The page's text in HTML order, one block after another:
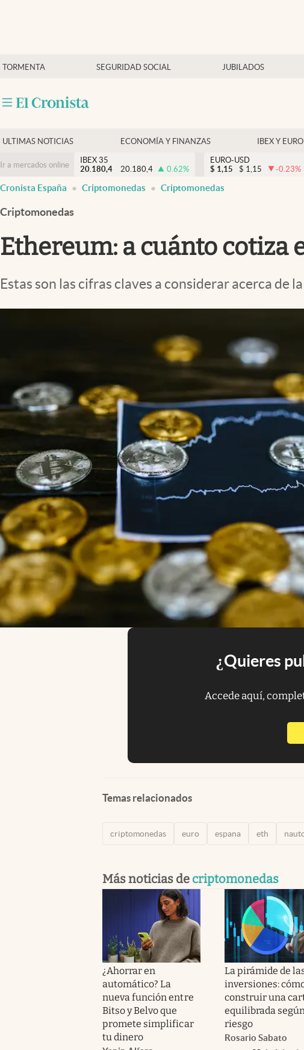
TORMENTA SEGURIDAD SOCIAL JUBILADOS
Economía y finanzas
Criptomonedas
ULTIMAS NOTICIAS ECONOMÍA Y FINANZAS IBEX Y EURO
Ir a mercados online
IBEX 35
20.180,4
20.180,4 0.62%
EURO-USD
$ 1,15 $ 1,15 -0.23%
Cronista España Criptomonedas Criptomonedas
Criptomonedas
Ethereum: a cuánto cotiza
Estas son las cifras claves a considerar acerca de
¿Quieres
Accede aquí,
Temas relacionados
criptomonedas euro espana eth
Más noticias de criptomonedas
¿Ahorrar en
automático? La
nueva función entre
Bitso y Belvo que
promete simplificar
tu dinero
La pirámide de
inversiones:
construir una
equilibrada
riesgo
Rosario Sabato